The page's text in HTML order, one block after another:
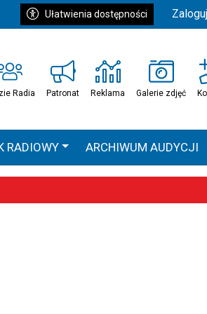
Ułatwienia dostępności
Radia Patronat Reklama Galerie zdjęć
RADIOWY ARCHIWUM AUDYCJI
HEAVEN TOUR